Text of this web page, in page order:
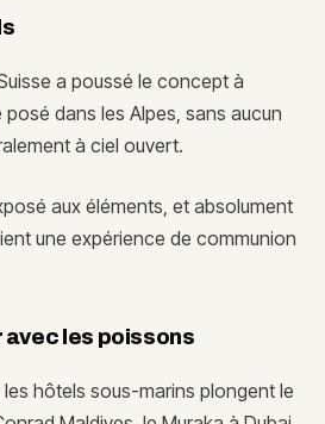
a poussé le concept à
dans les Alpes, sans aucun
à ciel ouvert.
aux éléments, et absolument
une expérience de communion
avec les poissons
hôtels sous-marins plongent le